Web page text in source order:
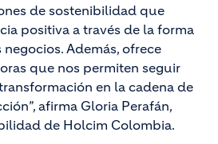
de sostenibilidad que
positiva a través de la forma
Además, ofrece
que nos permiten seguir
en la cadena de
afirma Gloria Perafán,
de Holcim Colombia.